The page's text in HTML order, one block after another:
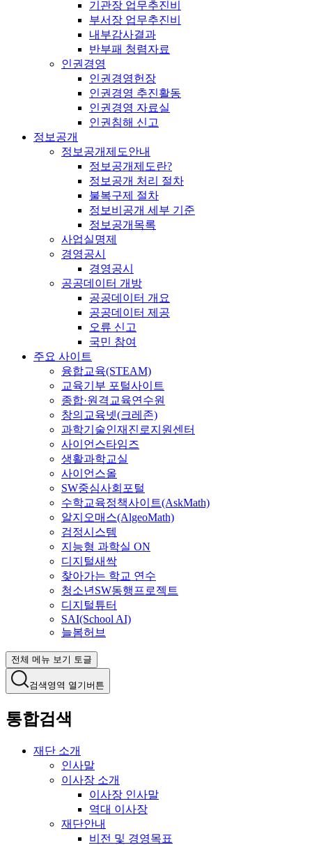
기관장 업무추진비
부서장 업무추진비
내부감사결과
반부패 청렴자료
인권경영
인권경영헌장
인권경영 추진활동
인권경영 자료실
인권침해 신고
정보공개
정보공개제도안내
정보공개제도란?
정보공개 처리 절차
불복구제 절차
정보비공개 세부 기준
정보공개목록
사업실명제
경영공시
경영공시
공공데이터 개방
공공데이터 개요
공공데이터 제공
오류 신고
국민 참여
주요 사이트
융합교육(STEAM)
교육기부 포털사이트
종합·원격교육연수원
창의교육넷(크레존)
과학기술인재진로지원센터
사이언스타임즈
생활과학교실
사이언스올
SW중심사회포털
수학교육정책사이트(AskMath)
알지오매스(AlgeoMath)
검정시스템
지능형 과학실 ON
디지털새싹
찾아가는 학교 연수
청소년SW동행프로젝트
디지털튜터
SAI(School AI)
늘봄허브
전체 메뉴 보기 토글
검색영역 열기버튼
통합검색
재단 소개
인사말
이사장 소개
이사장 인사말
역대 이사장
재단안내
비전 및 경영목표